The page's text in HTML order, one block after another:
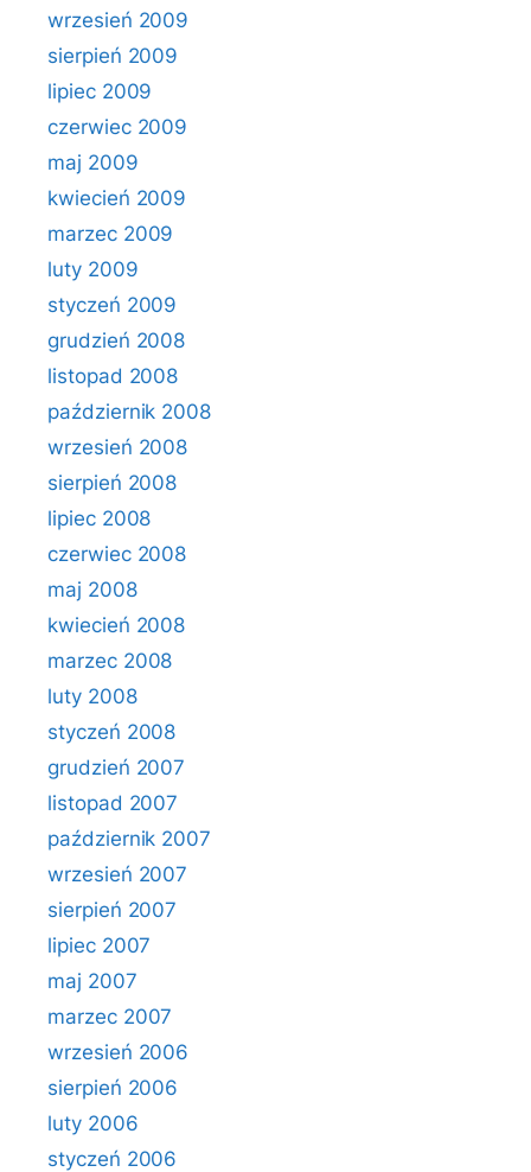
wrzesień 2009
sierpień 2009
lipiec 2009
czerwiec 2009
maj 2009
kwiecień 2009
marzec 2009
luty 2009
styczeń 2009
grudzień 2008
listopad 2008
październik 2008
wrzesień 2008
sierpień 2008
lipiec 2008
czerwiec 2008
maj 2008
kwiecień 2008
marzec 2008
luty 2008
styczeń 2008
grudzień 2007
listopad 2007
październik 2007
wrzesień 2007
sierpień 2007
lipiec 2007
maj 2007
marzec 2007
wrzesień 2006
sierpień 2006
luty 2006
styczeń 2006